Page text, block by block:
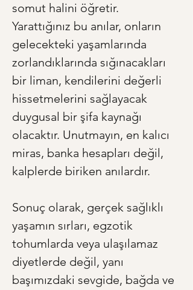
somut halini öğretir.
Yarattığınız bu anılar, onların
gelecekteki yaşamlarında
zorlandıklarında sığınacakları
bir liman, kendilerini değerli
hissetmelerini sağlayacak
duygusal bir şifa kaynağı
olacaktır. Unutmayın, en kalıcı
miras, banka hesapları değil,
kalplerde biriken anılardır.
Sonuç olarak, gerçek sağlıklı
yaşamın sırları, egzotik
tohumlarda veya ulaşılamaz
diyetlerde değil, yanı
başımızdaki sevgide, bağda ve